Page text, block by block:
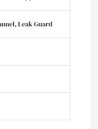
Leak Guard